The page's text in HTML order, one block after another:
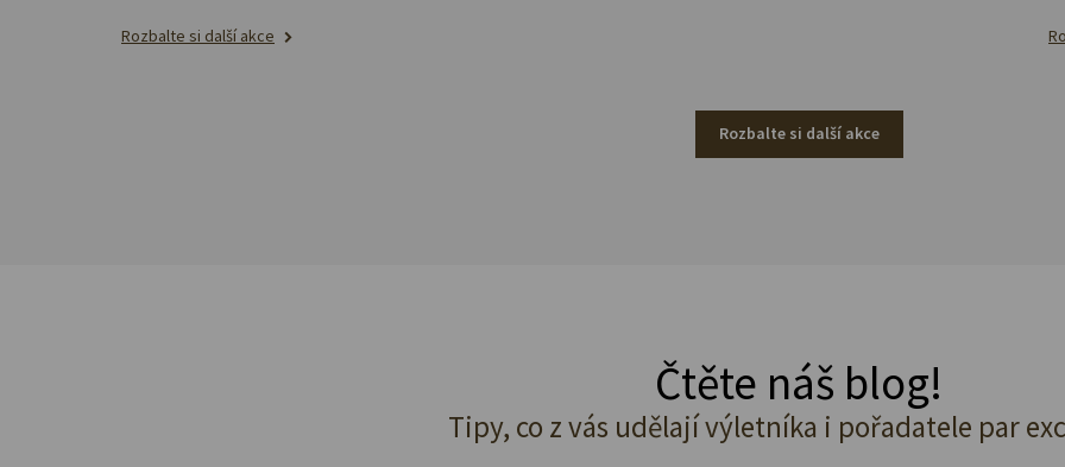
Rozbalte si další akce
Rozbalte si další akce
Čtěte náš blog!
Tipy, co z vás udělají výletníka i pořadatele par